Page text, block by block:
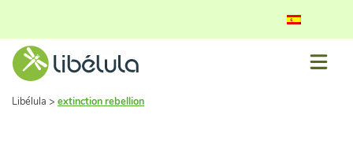
Libélula > extinction rebellion